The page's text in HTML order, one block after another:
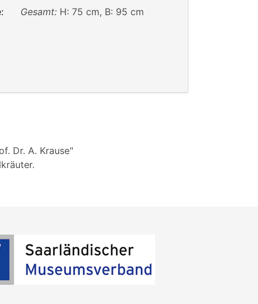
Gesamt: H: 75 cm, B: 95 cm
Dr. A. Krause"